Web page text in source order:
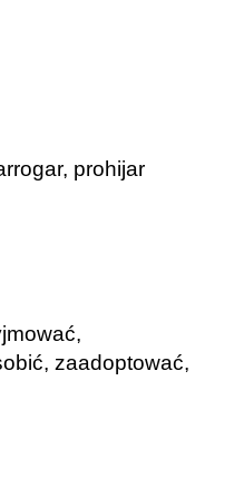
prohijar
zaadoptować,